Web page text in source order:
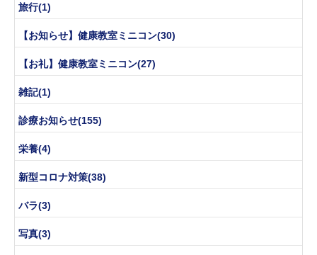
旅行(1)
【お知らせ】健康教室ミニコン(30)
【お礼】健康教室ミニコン(27)
雑記(1)
診療お知らせ(155)
栄養(4)
新型コロナ対策(38)
バラ(3)
写真(3)